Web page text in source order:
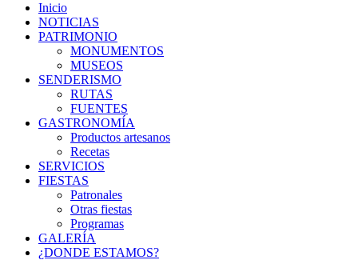
Inicio
NOTICIAS
PATRIMONIO
MONUMENTOS
MUSEOS
SENDERISMO
RUTAS
FUENTES
GASTRONOMÍA
Productos artesanos
Recetas
SERVICIOS
FIESTAS
Patronales
Otras fiestas
Programas
GALERÍA
¿DONDE ESTAMOS?